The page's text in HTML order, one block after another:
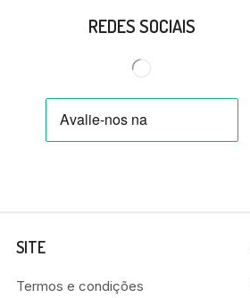
REDES SOCIAIS
SITE
Termos e condições